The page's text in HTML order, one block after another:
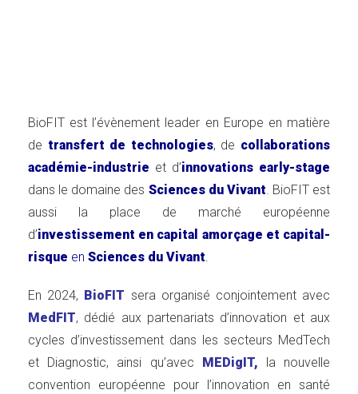
BioFIT est l’évènement leader en Europe en matière
de transfert de technologies, de collaborations
académie-industrie et d’innovations early-stage
dans le domaine des Sciences du Vivant. BioFIT est
aussi la place de marché européenne
d’investissement en capital amorçage et capital-
risque en Sciences du Vivant.
En 2024, BioFIT sera organisé conjointement avec
MedFIT, dédié aux partenariats d’innovation et aux
cycles d’investissement dans les secteurs MedTech
et Diagnostic, ainsi qu’avec
MEDigIT, la nouvelle
convention européenne pour l’innovation en santé